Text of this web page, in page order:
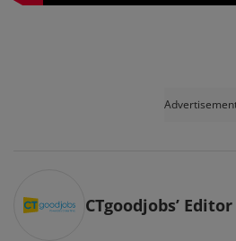
CTgoodjobs’ Editor